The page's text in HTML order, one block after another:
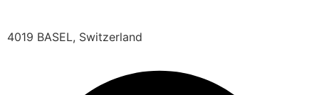
4019 BASEL, Switzerland